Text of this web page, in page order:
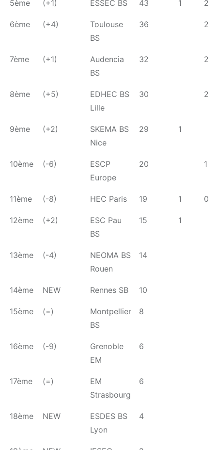
5ème (+1) ESSEC BS 43 1 2
6ème (+4)
Toulouse
BS
36 2
7ème (+1)
Audencia
BS
32 2
8ème (+5)
EDHEC BS
Lille
30 2
9ème (+2)
SKEMA BS
Nice
29 1
10ème (-6)
ESCP
Europe
20 1
11ème (-8) HEC Paris 19 1 0
12ème (+2)
ESC Pau
BS
15 1
13ème (-4)
NEOMA BS
Rouen
14
14ème NEW Rennes SB 10
15ème (=)
Montpellier
BS
8
16ème (-9)
Grenoble
EM
6
17ème (=)
EM
Strasbourg
6
18ème NEW
ESDES BS
Lyon
4